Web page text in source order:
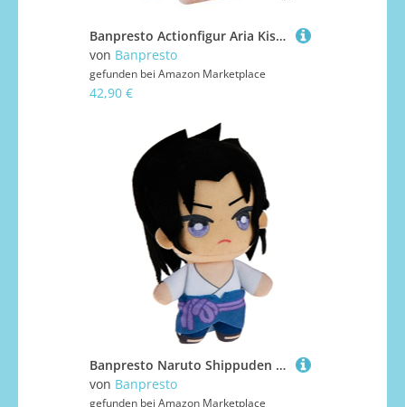
Banpresto Actionfigur Aria Kisaki 2.5 Dimensional Seduction - Uniform Ver. 14 cm - BP89801P Mehrfarbig - Sammelfigur - Ideal für Anime-Fans
von Banpresto
gefunden bei Amazon Marketplace
42,90 €
Banpresto Naruto Shippuden Tomonui Plush Assort Series1 BP18404 Mehrfarbig
von Banpresto
gefunden bei Amazon Marketplace